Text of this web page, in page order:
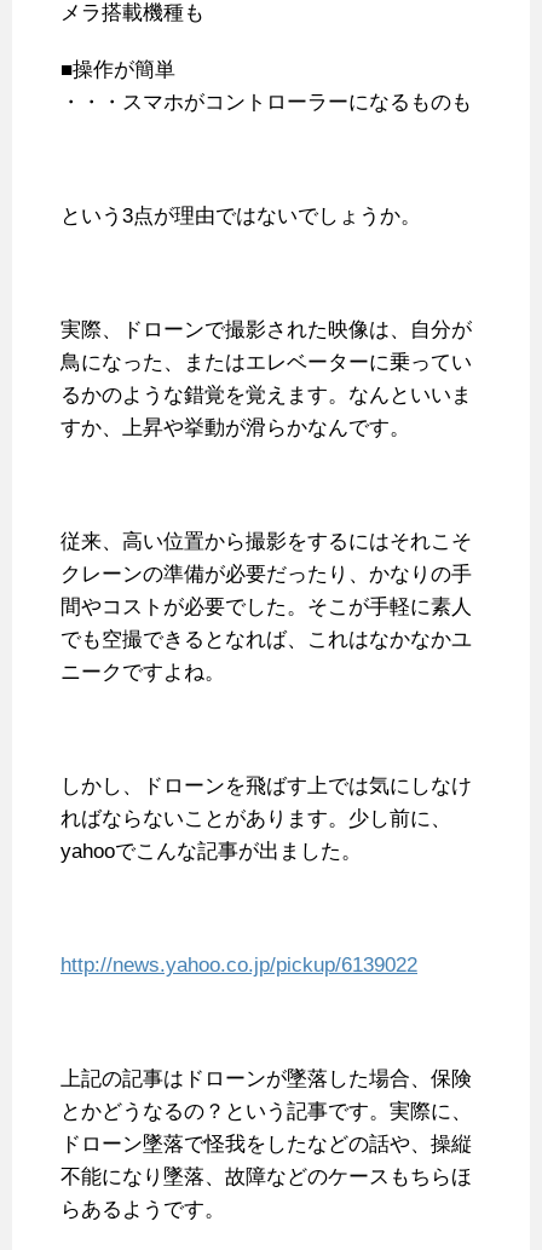
メラ搭載機種も
■操作が簡単
・・・スマホがコントローラーになるものも
という3点が理由ではないでしょうか。
実際、ドローンで撮影された映像は、自分が
鳥になった、またはエレベーターに乗ってい
るかのような錯覚を覚えます。なんといいま
すか、上昇や挙動が滑らかなんです。
従来、高い位置から撮影をするにはそれこそ
クレーンの準備が必要だったり、かなりの手
間やコストが必要でした。そこが手軽に素人
でも空撮できるとなれば、これはなかなかユ
ニークですよね。
しかし、ドローンを飛ばす上では気にしなけ
ればならないことがあります。少し前に、
yahooでこんな記事が出ました。
http://news.yahoo.co.jp/pickup/6139022
上記の記事はドローンが墜落した場合、保険
とかどうなるの？という記事です。実際に、
ドローン墜落で怪我をしたなどの話や、操縦
不能になり墜落、故障などのケースもちらほ
らあるようです。